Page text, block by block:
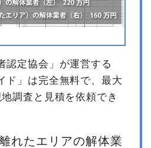
認定協会」が運営する
ド」は完全無料で、最大
調査と見積を依頼でき
れたエリアの解体業